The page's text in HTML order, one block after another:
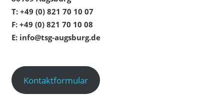
T: +49 (0) 821 70 10 07
F: +49 (0) 821 70 10 08
E: info@tsg-augsburg.de
Kontaktformular